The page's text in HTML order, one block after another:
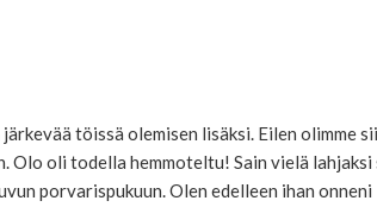
töissä olemisen lisäksi. Eilen olimme
Olo oli todella hemmoteltu! Sain vielä lahjaksi
porvarispukuun. Olen edelleen ihan onneni